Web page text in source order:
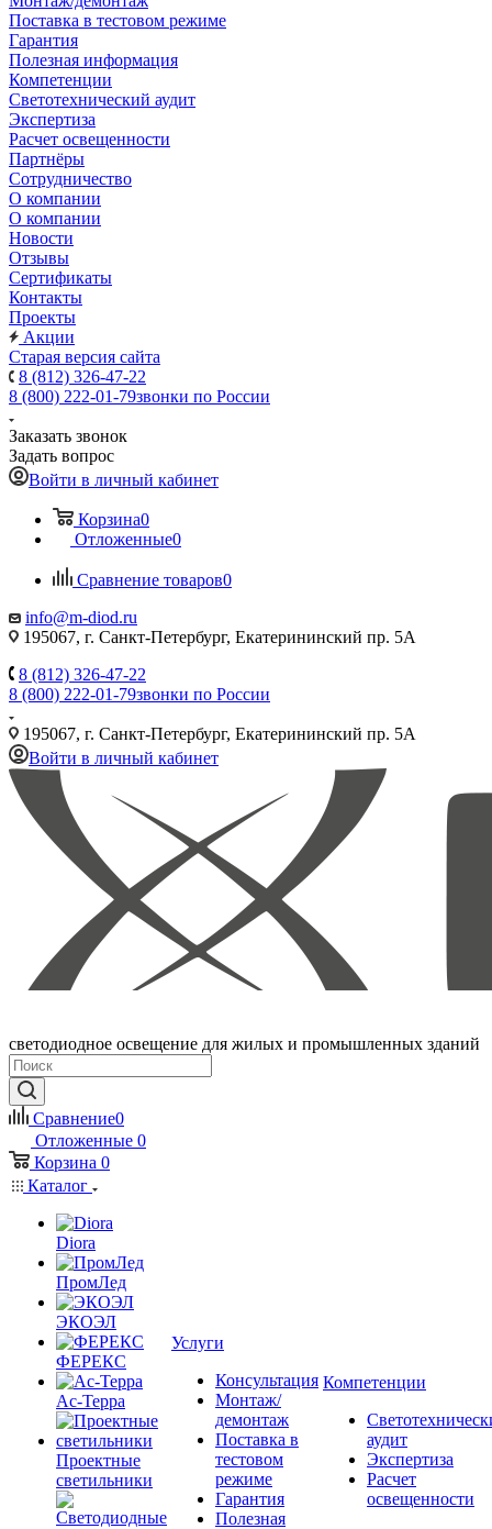
Поставка в тестовом режиме
Гарантия
Полезная информация
Компетенции
Светотехнический аудит
Экспертиза
Расчет освещенности
Партнёры
Cотрудничество
О компании
О компании
Новости
Отзывы
Сертификаты
Контакты
Проекты
Акции
Старая версия сайта
8 (812) 326-47-22
8 (800) 222-01-79звонки по России
Заказать звонок
Задать вопрос
Войти в личный кабинет
Корзина0
Отложенные0
Сравнение товаров0
info@m-diod.ru
195067, г. Санкт-Петербург, Екатерининский пр. 5А
8 (812) 326-47-22
8 (800) 222-01-79звонки по России
195067, г. Санкт-Петербург, Екатерининский пр. 5А
Войти в личный кабинет
светодиодное освещение для жилых и промышленных зданий
Сравнение0
Отложенные 0
Корзина 0
Каталог
Diora
ПромЛед
ЭКОЭЛ
ФЕРЕКС
Ас-Терра
Проектные
светильники
Услуги
Консультация
Монтаж/
демонтаж
Поставка в
тестовом
режиме
Гарантия
Полезная
Компетенции
аудит
Экспертиза
Расчет
освещенности